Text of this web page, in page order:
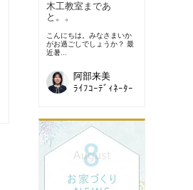
木工教室まであ
と。。
こんにちは。みなさまいか
がお過ごしでしょうか？ 最
近暑...
阿部来美
ﾗｲﾌｺｰﾃﾞｨﾈｰﾀｰ